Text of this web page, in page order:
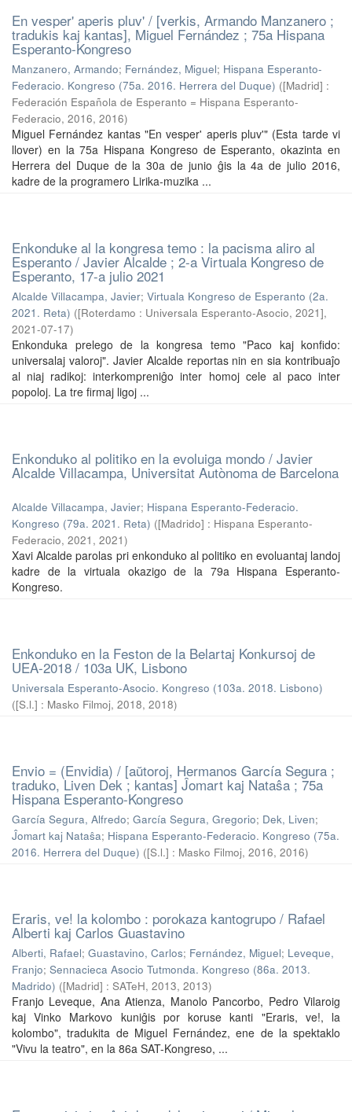
En vesper' aperis pluv' / [verkis, Armando Manzanero ;
tradukis kaj kantas], Miguel Fernández ; 75a Hispana
Esperanto-Kongreso
Manzanero, Armando; Fernández, Miguel; Hispana Esperanto-
Federacio. Kongreso (75a. 2016. Herrera del Duque) ([Madrid] :
Federación Española de Esperanto = Hispana Esperanto-
Federacio, 2016, 2016)
Miguel Fernández kantas "En vesper' aperis pluv'" (Esta tarde vi
llover) en la 75a Hispana Kongreso de Esperanto, okazinta en
Herrera del Duque de la 30a de junio ĝis la 4a de julio 2016,
kadre de la programero Lirika-muzika ...
Enkonduke al la kongresa temo : la pacisma aliro al
Esperanto / Javier Alcalde ; 2-a Virtuala Kongreso de
Esperanto, 17-a julio 2021
Alcalde Villacampa, Javier; Virtuala Kongreso de Esperanto (2a.
2021. Reta) ([Roterdamo : Universala Esperanto-Asocio, 2021],
2021-07-17)
Enkonduka prelego de la kongresa temo "Paco kaj konfido:
universalaj valoroj". Javier Alcalde reportas nin en sia kontribuaĵo
al niaj radikoj: interkompreniĝo inter homoj cele al paco inter
popoloj. La tre firmaj ligoj ...
Enkonduko al politiko en la evoluiga mondo / Javier
Alcalde Villacampa, Universitat Autònoma de Barcelona
Alcalde Villacampa, Javier; Hispana Esperanto-Federacio.
Kongreso (79a. 2021. Reta) ([Madrido] : Hispana Esperanto-
Federacio, 2021 , 2021)
Xavi Alcalde parolas pri enkonduko al politiko en evoluantaj landoj
kadre de la virtuala okazigo de la 79a Hispana Esperanto-
Kongreso.
Enkonduko en la Feston de la Belartaj Konkursoj de
UEA-2018 / 103a UK, Lisbono
Universala Esperanto-Asocio. Kongreso (103a. 2018. Lisbono)
([S.l.] : Masko Filmoj, 2018, 2018)
Envio = (Envidia) / [aŭtoroj, Hermanos García Segura ;
traduko, Liven Dek ; kantas] Ĵomart kaj Nataŝa ; 75a
Hispana Esperanto-Kongreso
García Segura, Alfredo; García Segura, Gregorio; Dek, Liven;
Ĵomart kaj Nataŝa; Hispana Esperanto-Federacio. Kongreso (75a.
2016. Herrera del Duque) ([S.l.] : Masko Filmoj, 2016, 2016)
Eraris, ve! la kolombo : porokaza kantogrupo / Rafael
Alberti kaj Carlos Guastavino
Alberti, Rafael; Guastavino, Carlos; Fernández, Miguel; Leveque,
Franjo; Sennacieca Asocio Tutmonda. Kongreso (86a. 2013.
Madrido) ([Madrid] : SATeH, 2013, 2013)
Franjo Leveque, Ana Atienza, Manolo Pancorbo, Pedro Vilaroig
kaj Vinko Markovo kuniĝis por koruse kanti "Eraris, ve!, la
kolombo", tradukita de Miguel Fernández, ene de la spektaklo
"Vivu la teatro", en la 86a SAT-Kongreso, ...